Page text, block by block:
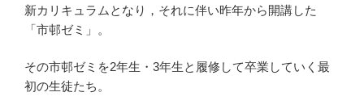
新カリキュラムとなり，それに伴い昨年から開講した
「市邨ゼミ」。
その市邨ゼミを2年生・3年生と履修して卒業していく最
初の生徒たち。